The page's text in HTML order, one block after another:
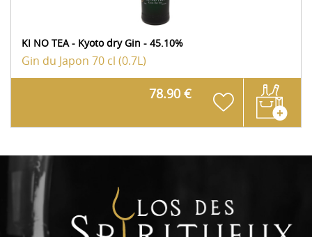
KI NO TEA - Kyoto dry Gin - 45.10%
Gin du Japon 70 cl (0.7L)
78.90 €